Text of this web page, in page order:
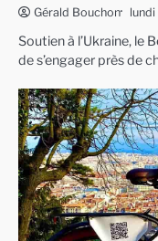
Gérald Bouchon
Soutien à l’Ukraine, le
de s’engager près de